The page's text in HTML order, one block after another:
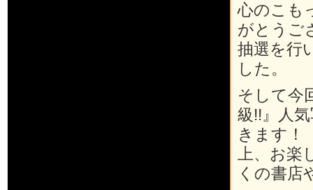
心のこも
がとうご
抽選を行
した。
そして今
級!!』人
きます！
上、お
くの書店